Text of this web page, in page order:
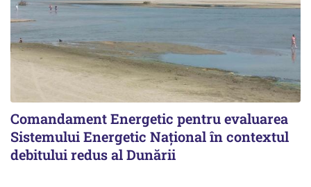
Comandament Energetic pentru evaluarea
Sistemului Energetic Naţional în contextul
debitului redus al Dunării